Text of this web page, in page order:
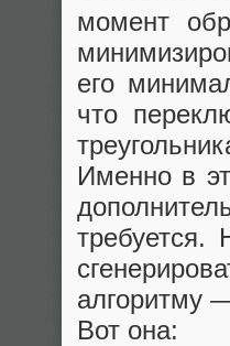
момент
его
что
Именно в
требуется.
алгоритму
Вот она: